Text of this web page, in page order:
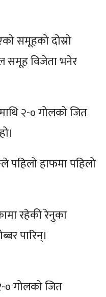
समूहको दोस्रो
समूह विजेता भनेर
२-० गोलको जित
पहिलो हाफमा पहिलो
रहेकी रेनुका
पारिन्।
० गोलको जित